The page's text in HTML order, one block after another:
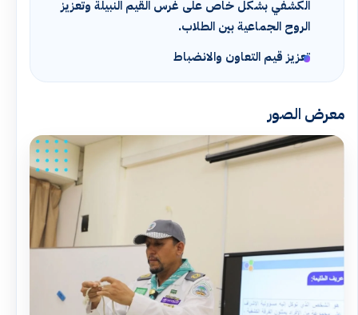
الكشفي بشكل خاص على غرس القيم النبيلة وتعزيز
الروح الجماعية بين الطلاب.
تعزيز قيم التعاون والانضباط
معرض الصور